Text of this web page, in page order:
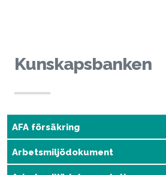
Kunskapsbanken
AFA försäkring
Arbetsmiljödokument